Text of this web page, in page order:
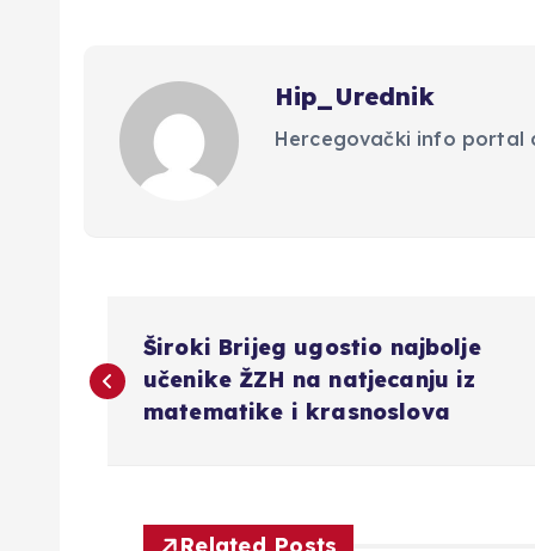
Hip_Urednik
Hercegovački info portal
a
Široki Brijeg ugostio najbolje
učenike ŽZH na natjecanju iz
matematike i krasnoslova